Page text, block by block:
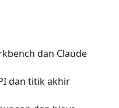
dan Claude
dan titik akhir